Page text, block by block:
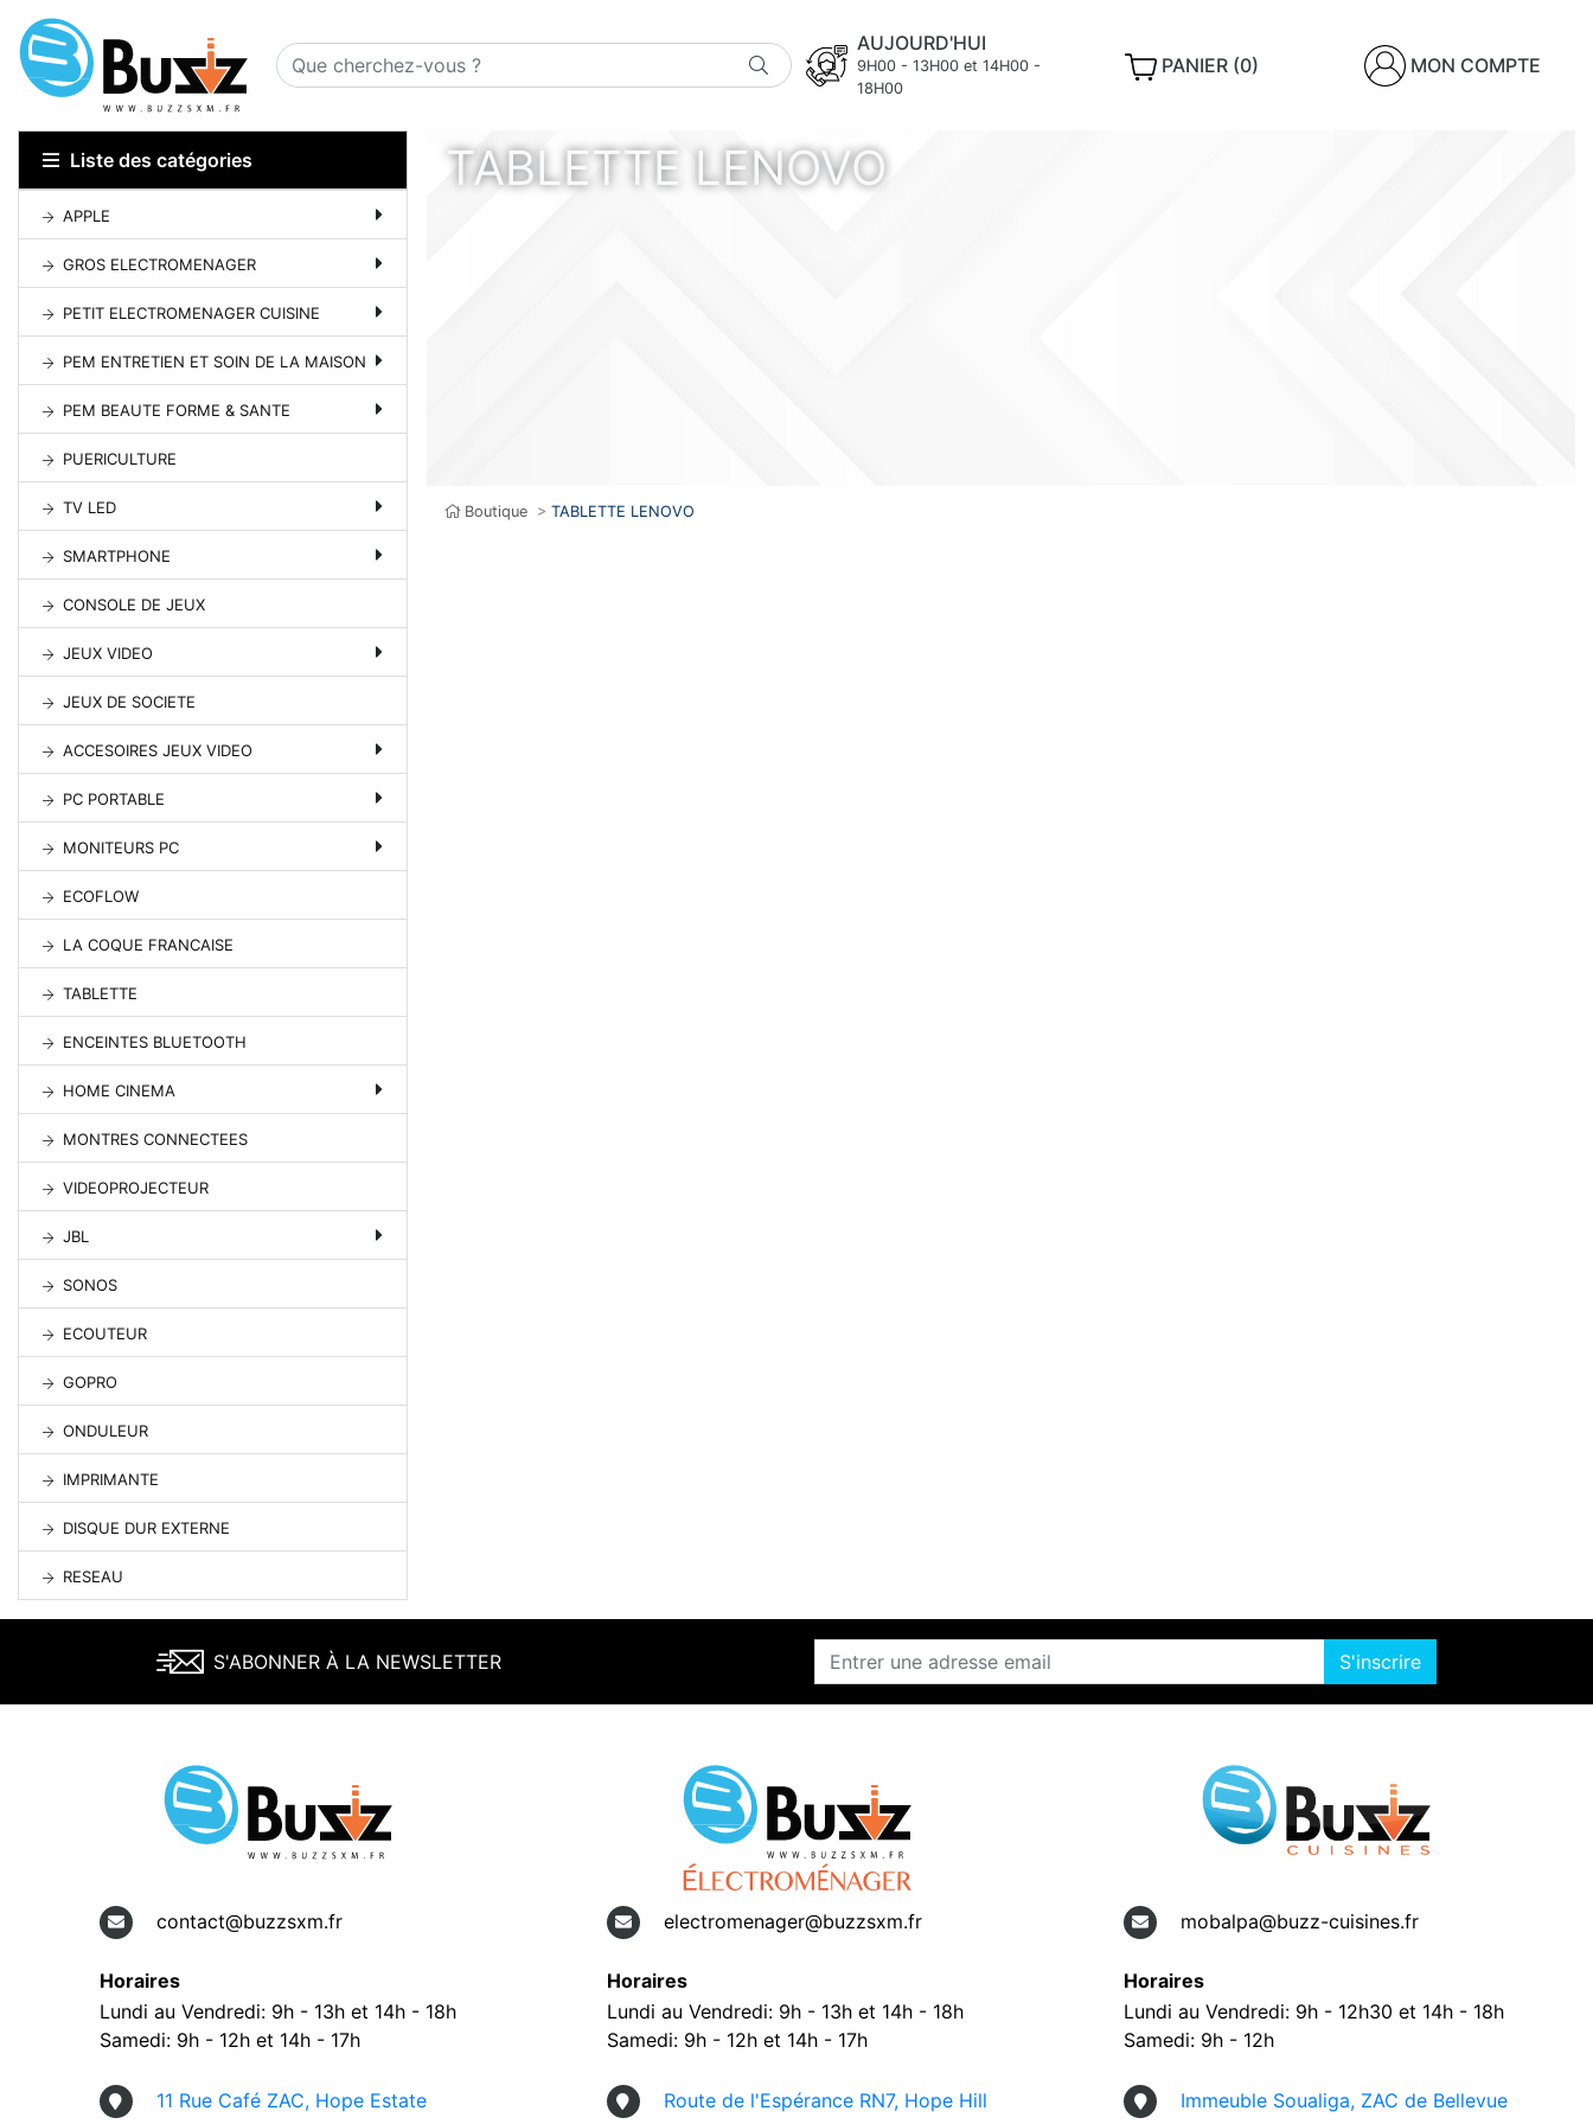
AUJOURD'HUI
9H00 - 13H00 et 14H00 -
18H00
PANIER (0) MON COMPTE
Liste des catégories
APPLE
GROS ELECTROMENAGER
PETIT ELECTROMENAGER CUISINE
PEM ENTRETIEN ET SOIN DE LA MAISON
PEM BEAUTE FORME & SANTE
PUERICULTURE
TV LED
SMARTPHONE
CONSOLE DE JEUX
JEUX VIDEO
JEUX DE SOCIETE
ACCESOIRES JEUX VIDEO
PC PORTABLE
MONITEURS PC
ECOFLOW
LA COQUE FRANCAISE
TABLETTE
ENCEINTES BLUETOOTH
HOME CINEMA
MONTRES CONNECTEES
VIDEOPROJECTEUR
JBL
SONOS
ECOUTEUR
GOPRO
ONDULEUR
IMPRIMANTE
DISQUE DUR EXTERNE
RESEAU
TABLETTE LENOVO
Boutique > TABLETTE LENOVO
S'ABONNER À LA NEWSLETTER S'inscrire
contact@buzzsxm.fr
Horaires
Lundi au Vendredi: 9h - 13h et 14h - 18h
Samedi: 9h - 12h et 14h - 17h
11 Rue Café ZAC, Hope Estate
electromenager@buzzsxm.fr
Horaires
Lundi au Vendredi: 9h - 13h et 14h - 18h
Samedi: 9h - 12h et 14h - 17h
Route de l'Espérance RN7, Hope Hill
mobalpa@buzz-cuisines.fr
Horaires
Lundi au Vendredi: 9h - 12h30 et 14h - 18h
Samedi: 9h - 12h
Immeuble Soualiga, ZAC de Bellevue